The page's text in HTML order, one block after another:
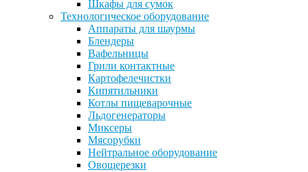
Шкафы для сумок
Технологическое оборудование
Аппараты для шаурмы
Блендеры
Вафельницы
Грили контактные
Картофелечистки
Кипятильники
Котлы пищеварочные
Льдогенераторы
Миксеры
Мясорубки
Нейтральное оборудование
Овощерезки